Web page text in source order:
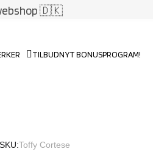
🇩🇰
TILBUDNYT BONUSPROGRAM!
SKU Toffy Cortese